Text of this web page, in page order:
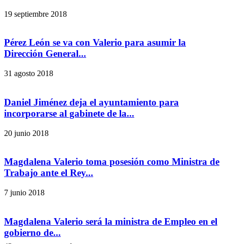
19 septiembre 2018
Pérez León se va con Valerio para asumir la
Dirección General...
31 agosto 2018
Daniel Jiménez deja el ayuntamiento para
incorporarse al gabinete de la...
20 junio 2018
Magdalena Valerio toma posesión como Ministra de
Trabajo ante el Rey...
7 junio 2018
Magdalena Valerio será la ministra de Empleo en el
gobierno de...